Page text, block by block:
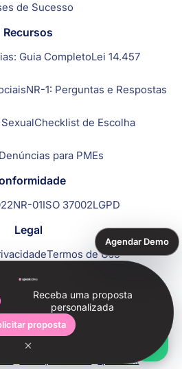
de Sucesso
Recursos
Guia CompletoLei 14.457
NR-1: Perguntas e Respostas
Checklist de Escolha
para PMEs
NR-01ISO 37002LGPD
Legal
Termos de Uso
reservados por SpeakSafely, uma
CNPJ 52.784.630/0001-06.
mode|
|
api/llms.txt
Receba uma proposta
personalizada
proposta
Agendar Demo